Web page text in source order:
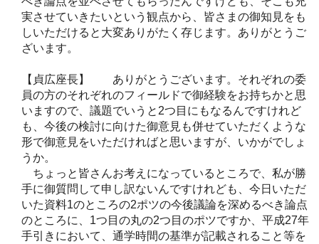
実させていきたいという観点から、皆さまの御知見をも
しいただけると大変ありがたく存じます。ありがとうご
ざいます。
【貞広座長】 ありがとうございます。それぞれの委
員の方のそれぞれのフィールドで御経験をお持ちかと思
いますので、議題でいうと2つ目にもなるんですけれど
も、今後の検討に向けた御意見も併せていただくような
形で御意見をいただければと思いますが、いかがでしょ
うか。
ちょっと皆さんお考えになっているところで、私が勝
手に御質問して申し訳ないんですけれども、今日いただ
いた資料1のところの2ポツの今後議論を深めるべき論点
のところに、1つ目の丸の2つ目のポツですか、平成27年
手引きにおいて、通学時間の基準が記載されること等を